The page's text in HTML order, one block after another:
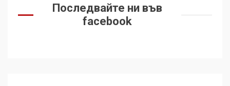
Последвайте ни във
facebook